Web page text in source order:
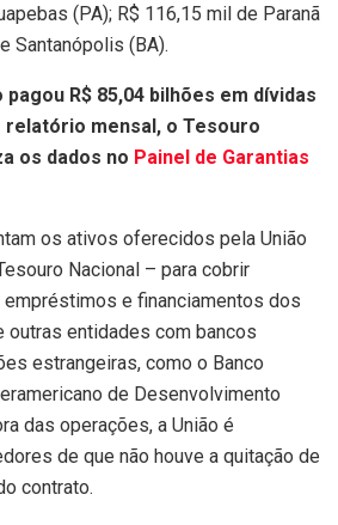
(PA); R$ 116,15 mil de Paranã
Santanópolis (BA).
pagou R$ 85,04 bilhões em dívidas
relatório mensal, o Tesouro
os dados no Painel de Garantias
os ativos oferecidos pela União
Nacional – para cobrir
e financiamentos dos
outras entidades com bancos
estrangeiras, como o Banco
de Desenvolvimento
das operações, a União é
de que não houve a quitação de
contrato.